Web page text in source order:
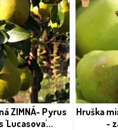
ZIMNÁ- Pyrus
'Lucasova'...
Hruška
-